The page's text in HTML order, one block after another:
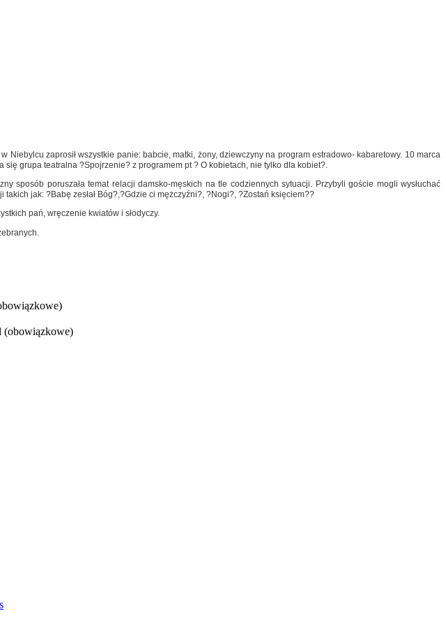
Niebylcu zaprosił wszystkie panie: babcie, matki, żony, dziewczyny na program estradowo- kabaretowy. 10 marca
się grupa teatralna ?Spojrzenie? z programem pt ? O kobietach, nie tylko dla kobiet?.
sposób poruszała temat relacji damsko-męskich na tle codziennych sytuacji. Przybyli goście mogli wysłuchać
jak: ?Babę zesłał Bóg?,?Gdzie ci mężczyźni?, ?Nogi?, ?Zostań księciem??
pań, wręczenie kwiatów i słodyczy.
(obowiązkowe)